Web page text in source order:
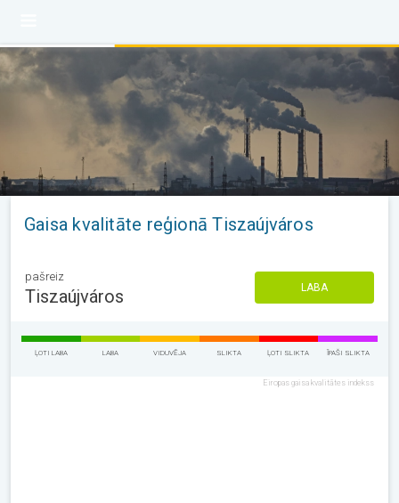
Gaisa kvalitāte reģionā Tiszaújváros
pašreiz
Tiszaújváros LABA
ĻOTI LABA LABA VIDUVĒJA SLIKTA ĻOTI SLIKTA ĪPAŠI SLIKTA
Eiropas gaisa kvalitātes indekss